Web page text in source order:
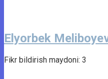
Elyorbek
Fikr bildirish maydoni: 3